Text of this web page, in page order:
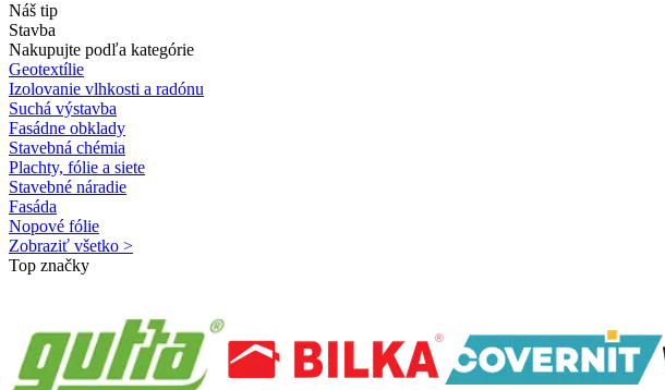
Náš tip
Stavba
Nakupujte podľa kategórie
Geotextílie
Izolovanie vlhkosti a radónu
Suchá výstavba
Fasádne obklady
Stavebná chémia
Plachty, fólie a siete
Stavebné náradie
Fasáda
Nopové fólie
Zobraziť všetko >
Top značky